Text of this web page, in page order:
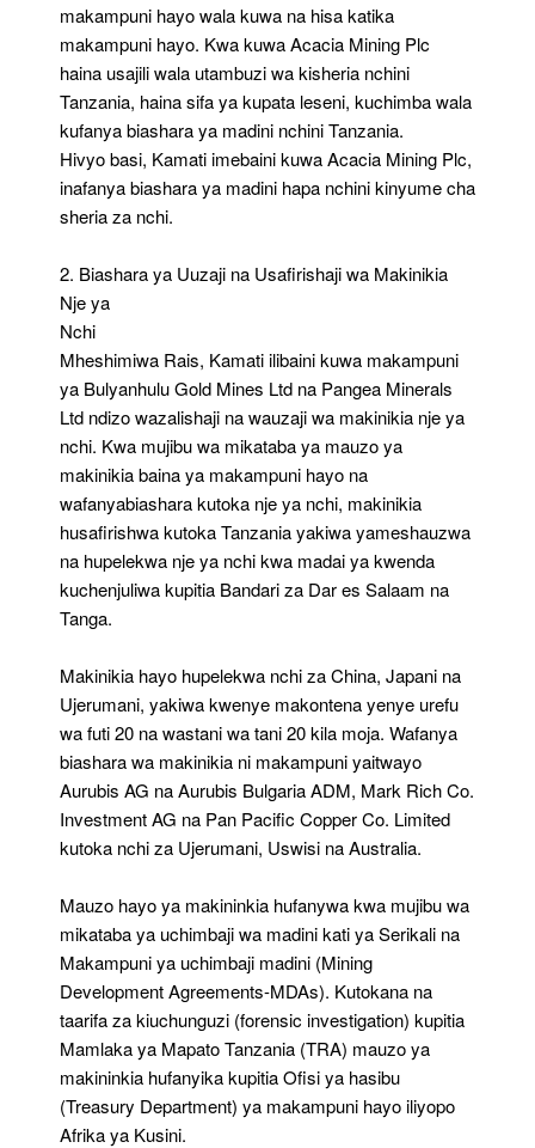
makampuni hayo wala kuwa na hisa katika
makampuni hayo. Kwa kuwa Acacia Mining Plc
haina usajili wala utambuzi wa kisheria nchini
Tanzania, haina sifa ya kupata leseni, kuchimba wala
kufanya biashara ya madini nchini Tanzania.
Hivyo basi, Kamati imebaini kuwa Acacia Mining Plc,
inafanya biashara ya madini hapa nchini kinyume cha
sheria za nchi.
2. Biashara ya Uuzaji na Usafirishaji wa Makinikia
Nje ya
Nchi
Mheshimiwa Rais, Kamati ilibaini kuwa makampuni
ya Bulyanhulu Gold Mines Ltd na Pangea Minerals
Ltd ndizo wazalishaji na wauzaji wa makinikia nje ya
nchi. Kwa mujibu wa mikataba ya mauzo ya
makinikia baina ya makampuni hayo na
wafanyabiashara kutoka nje ya nchi, makinikia
husafirishwa kutoka Tanzania yakiwa yameshauzwa
na hupelekwa nje ya nchi kwa madai ya kwenda
kuchenjuliwa kupitia Bandari za Dar es Salaam na
Tanga.
Makinikia hayo hupelekwa nchi za China, Japani na
Ujerumani, yakiwa kwenye makontena yenye urefu
wa futi 20 na wastani wa tani 20 kila moja. Wafanya
biashara wa makinikia ni makampuni yaitwayo
Aurubis AG na Aurubis Bulgaria ADM, Mark Rich Co.
Investment AG na Pan Pacific Copper Co. Limited
kutoka nchi za Ujerumani, Uswisi na Australia.
Mauzo hayo ya makininkia hufanywa kwa mujibu wa
mikataba ya uchimbaji wa madini kati ya Serikali na
Makampuni ya uchimbaji madini (Mining
Development Agreements-MDAs). Kutokana na
taarifa za kiuchunguzi (forensic investigation) kupitia
Mamlaka ya Mapato Tanzania (TRA) mauzo ya
makininkia hufanyika kupitia Ofisi ya hasibu
(Treasury Department) ya makampuni hayo iliyopo
Afrika ya Kusini.